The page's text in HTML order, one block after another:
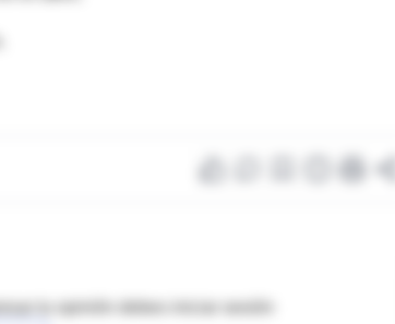
tu opinión debes iniciar sesión